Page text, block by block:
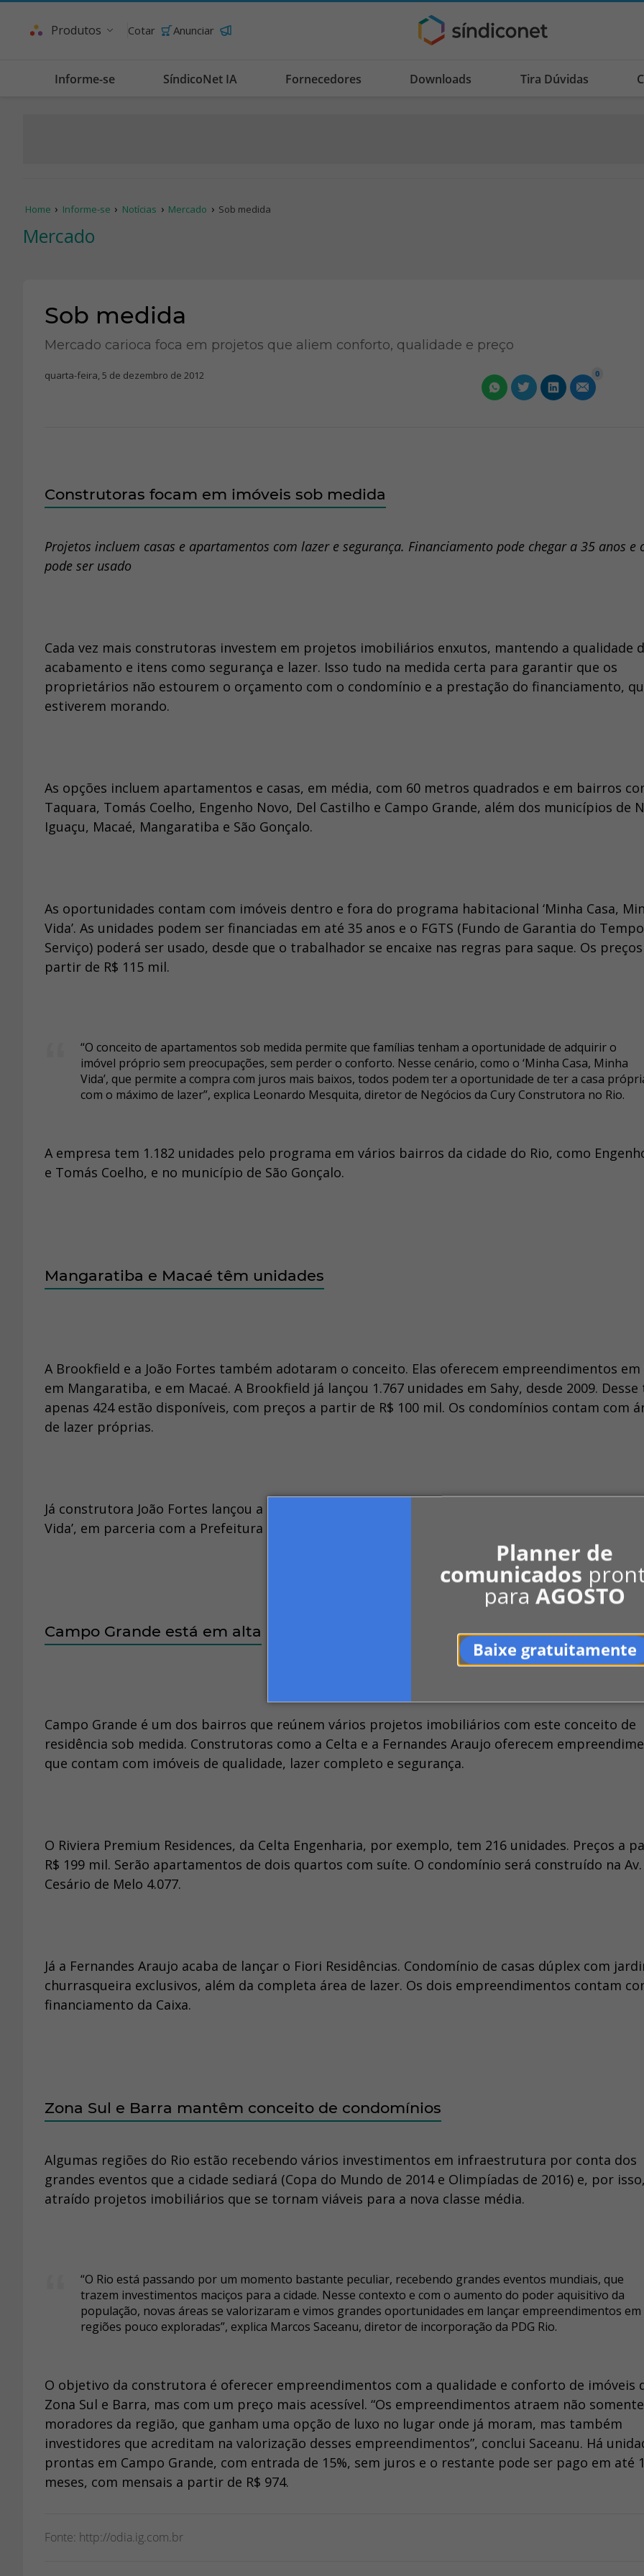
Planner de
comunicados
paraAGOSTO
Baixe gratuitamente
Produtos Cotar Anunciar
Informe-se SíndicoNet IA Fornecedores Downloads Tira Dúvidas
Home Informe-se Notícias Mercado Sob medida
Mercado
Sob medida
Mercado carioca foca em projetos que aliem conforto, qualidade e preço
quarta-feira, 5 de dezembro de 2012 0
Construtoras focam em imóveis sob medida
Projetos incluem casas e apartamentos com lazer e segurança. Financiamento pode chegar a 35 anos e
pode ser usado
Cada vez mais construtoras investem em projetos imobiliários enxutos, mantendo a qualidade
acabamento e itens como segurança e lazer. Isso tudo na medida certa para garantir que os
proprietários não estourem o orçamento com o condomínio e a prestação do financiamento,
estiverem morando.
As opções incluem apartamentos e casas, em média, com 60 metros quadrados e em bairros
Taquara, Tomás Coelho, Engenho Novo, Del Castilho e Campo Grande, além dos municípios de
Iguaçu, Macaé, Mangaratiba e São Gonçalo.
As oportunidades contam com imóveis dentro e fora do programa habitacional ‘Minha Casa,
Vida’. As unidades podem ser financiadas em até 35 anos e o FGTS (Fundo de Garantia do
Serviço) poderá ser usado, desde que o trabalhador se encaixe nas regras para saque. Os
partir de R$ 115 mil.
“O conceito de apartamentos sob medida permite que famílias tenham a oportunidade de adquirir o
imóvel próprio sem preocupações, sem perder o conforto. Nesse cenário, como o ‘Minha Casa, Minha
Vida’, que permite a compra com juros mais baixos, todos podem ter a oportunidade de ter a casa
com o máximo de lazer”, explica Leonardo Mesquita, diretor de Negócios da Cury Construtora no Rio.
A empresa tem 1.182 unidades pelo programa em vários bairros da cidade do Rio, como
e Tomás Coelho, e no município de São Gonçalo.
Mangaratiba e Macaé têm unidades
A Brookfield e a João Fortes também adotaram o conceito. Elas oferecem empreendimentos em
em Mangaratiba, e em Macaé. A Brookfield já lançou 1.767 unidades em Sahy, desde 2009.
apenas 424 estão disponíveis, com preços a partir de R$ 100 mil. Os condomínios contam com
de lazer próprias.
Já construtora João Fortes lançou a segunda fase do Residencial Brisa do Vale, pelo ‘Minha
Vida’, em parceria com a Prefeitura de Macaé. São 496 unidades dois quartos com ou sem suíte.
Campo Grande está em alta
Campo Grande é um dos bairros que reúnem vários projetos imobiliários com este conceito de
residência sob medida. Construtoras como a Celta e a Fernandes Araujo oferecem
que contam com imóveis de qualidade, lazer completo e segurança.
O Riviera Premium Residences, da Celta Engenharia, por exemplo, tem 216 unidades. Preços a
R$ 199 mil. Serão apartamentos de dois quartos com suíte. O condomínio será construído na Av.
Cesário de Melo 4.077.
Já a Fernandes Araujo acaba de lançar o Fiori Residências. Condomínio de casas dúplex com
churrasqueira exclusivos, além da completa área de lazer. Os dois empreendimentos contam
financiamento da Caixa.
Zona Sul e Barra mantêm conceito de condomínios
Algumas regiões do Rio estão recebendo vários investimentos em infraestrutura por conta dos
grandes eventos que a cidade sediará (Copa do Mundo de 2014 e Olimpíadas de 2016) e, por
atraído projetos imobiliários que se tornam viáveis para a nova classe média.
“O Rio está passando por um momento bastante peculiar, recebendo grandes eventos mundiais, que
trazem investimentos maciços para a cidade. Nesse contexto e com o aumento do poder aquisitivo da
população, novas áreas se valorizaram e vimos grandes oportunidades em lançar empreendimentos em
regiões pouco exploradas”, explica Marcos Saceanu, diretor de incorporação da PDG Rio.
O objetivo da construtora é oferecer empreendimentos com a qualidade e conforto de imóveis
Zona Sul e Barra, mas com um preço mais acessível. “Os empreendimentos atraem não
moradores da região, que ganham uma opção de luxo no lugar onde já moram, mas também
investidores que acreditam na valorização desses empreendimentos”, conclui Saceanu. Há
prontas em Campo Grande, com entrada de 15%, sem juros e o restante pode ser pago em até
meses, com mensais a partir de R$ 974.
Fonte: http://odia.ig.com.br